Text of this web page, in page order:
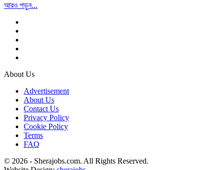
আরও পড়ুন...
About Us
Advertisement
About Us
Contact Us
Privacy Policy
Cookie Policy
Terms
FAQ
© 2026 - Sherajobs.com. All Rights Reserved.